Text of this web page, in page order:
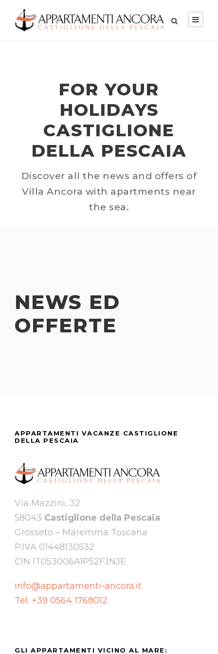
FOR YOUR
HOLIDAYS
CASTIGLIONE
DELLA PESCAIA
Discover all the news and offers of
Villa Ancora with apartments near
the sea.
NEWS ED
OFFERTE
APPARTAMENTI VACANZE CASTIGLIONE
DELLA PESCAIA
Via Mazzini, 32
58043 Castiglione della Pescaia
Grosseto – Maremma Toscana
P.IVA 01448130532
CIN IT053006A1P52FJNJE
info@appartamenti-ancora.it
Tel. +39 0564 1768012
GLI APPARTAMENTI VICINO AL MARE: